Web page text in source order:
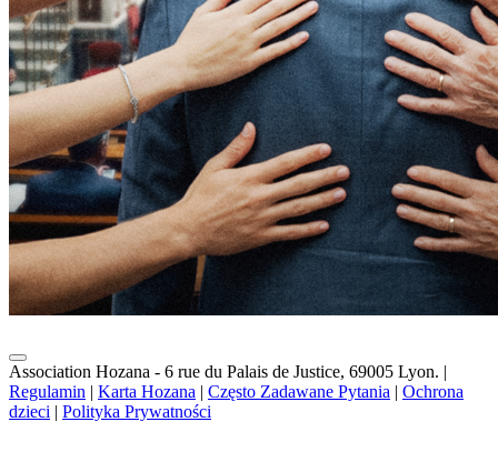
Association Hozana - 6 rue du Palais de Justice, 69005 Lyon. |
Regulamin | Karta Hozana | Często Zadawane Pytania | Ochrona
dzieci | Polityka Prywatności